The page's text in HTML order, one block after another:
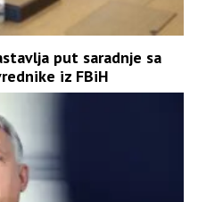
put saradnje sa
iz FBiH